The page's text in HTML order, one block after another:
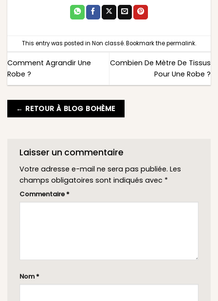
This entry was posted in Non classé. Bookmark thepermalink.
Comment Agrandir Une
Robe ?
Combien De Mètre De Tissus
Pour Une Robe ?
← RETOUR À BLOG BOHÈME
Laisser un commentaire
Votre adresse e-mail ne sera pas publiée. Les
champs obligatoires sont indiqués avec *
Commentaire *
Nom *